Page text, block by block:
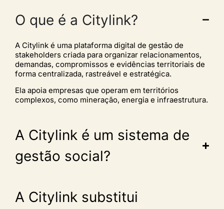
O que é a Citylink?
A Citylink é uma plataforma digital de gestão de
stakeholders criada para organizar relacionamentos,
demandas, compromissos e evidências territoriais de
forma centralizada, rastreável e estratégica.
Ela apoia empresas que operam em territórios
complexos, como mineração, energia e infraestrutura.
A Citylink é um sistema de
gestão social?
A Citylink substitui